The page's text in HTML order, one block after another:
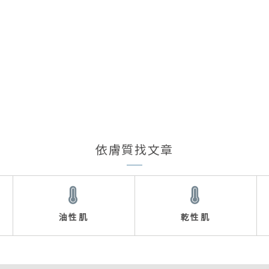
依膚質找文章
油性肌 乾性肌